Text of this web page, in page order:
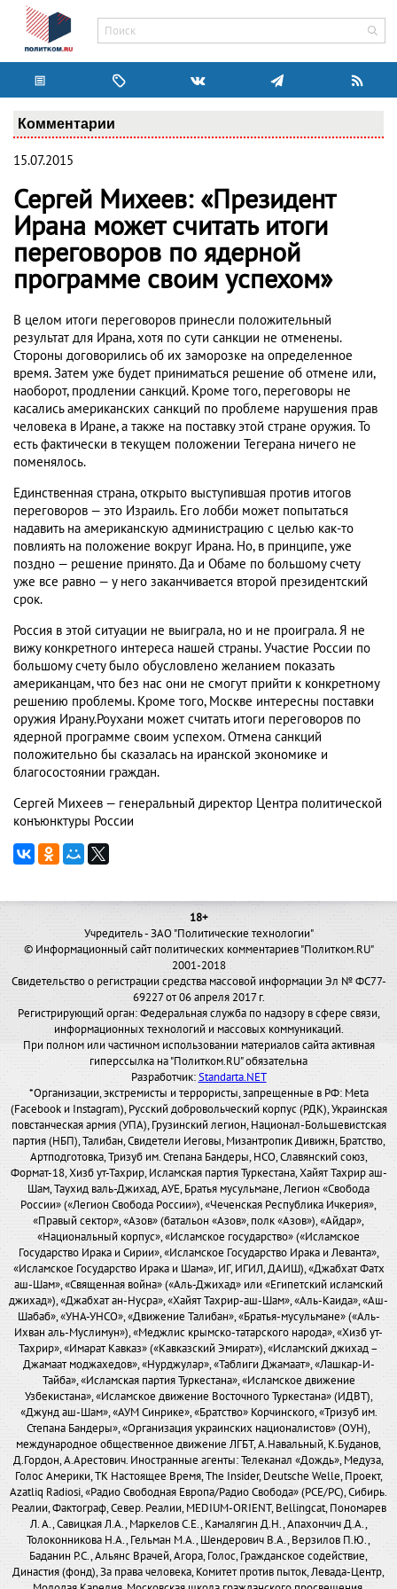
Комментарии
15.07.2015
Сергей Михеев: «Президент
Ирана может считать итоги
переговоров по ядерной
программе своим успехом»
В целом итоги переговоров принесли положительный
результат для Ирана, хотя по сути санкции не отменены.
Стороны договорились об их заморозке на определенное
время. Затем уже будет приниматься решение об отмене или,
наоборот, продлении санкций. Кроме того, переговоры не
касались американских санкций по проблеме нарушения прав
человека в Иране, а также на поставку этой стране оружия. То
есть фактически в текущем положении Тегерана ничего не
поменялось.
Единственная страна, открыто выступившая против итогов
переговоров — это Израиль. Его лобби может попытаться
надавить на американскую администрацию с целью как-то
повлиять на положение вокруг Ирана. Но, в принципе, уже
поздно — решение принято. Да и Обаме по большому счету
уже все равно — у него заканчивается второй президентский
срок.
Россия в этой ситуации не выиграла, но и не проиграла. Я не
вижу конкретного интереса нашей страны. Участие России по
большому счету было обусловлено желанием показать
американцам, что без нас они не смогут прийти к конкретному
решению проблемы. Кроме того, Москве интересны поставки
оружия Ирану.Роухани может считать итоги переговоров по
ядерной программе своим успехом. Отмена санкций
положительно бы сказалась на иранской экономике и
благосостоянии граждан.
Сергей Михеев — генеральный директор Центра политической
конъюнктуры России
18+
Учредитель - ЗАО "Политические технологии"
© Информационный сайт политических комментариев "Политком.RU"
2001-2018
Свидетельство о регистрации средства массовой информации Эл № ФС77-
69227 от 06 апреля 2017 г.
Регистрирующий орган: Федеральная служба по надзору в сфере связи,
информационных технологий и массовых коммуникаций.
При полном или частичном использовании материалов сайта активная
гиперссылка на "Политком.RU" обязательна
Разработчик:Standarta.NET
*Организации, экстремисты и террористы, запрещенные в РФ: Meta
(Facebook и Instagram), Русский добровольческий корпус (РДК), Украинская
повстанческая армия (УПА), Грузинский легион, Национал-Большевистская
партия (НБП), Талибан, Свидетели Иеговы, Мизантропик Дивижн, Братство,
Артподготовка, Тризуб им. Степана Бандеры, НСО, Славянский союз,
Формат-18, Хизб ут-Тахрир, Исламская партия Туркестана, Хайят Тахрир аш-
Шам, Таухид валь-Джихад, АУЕ, Братья мусульмане, Легион «Свобода
России» («Легион Свобода России»), «Чеченская Республика Ичкерия»,
«Правый сектор», «Азов» (батальон «Азов», полк «Азов»), «Айдар»,
«Национальный корпус», «Исламское государство» («Исламское
Государство Ирака и Сирии», «Исламское Государство Ирака и Леванта»,
«Исламское Государство Ирака и Шама», ИГ, ИГИЛ, ДАИШ), «Джабхат Фатх
аш-Шам», «Священная война» («Аль-Джихад» или «Египетский исламский
джихад»), «Джабхат ан-Нусра», «Хайят Тахрир-аш-Шам», «Аль-Каида», «Аш-
Шабаб», «УНА-УНСО», «Движение Талибан», «Братья-мусульмане» («Аль-
Ихван аль-Муслимун»), «Меджлис крымско-татарского народа», «Хизб ут-
Тахрир», «Имарат Кавказ» («Кавказский Эмират»), «Исламский джихад –
Джамаат моджахедов», «Нурджулар», «Таблиги Джамаат», «Лашкар-И-
Тайба», «Исламская партия Туркестана», «Исламское движение
Узбекистана», «Исламское движение Восточного Туркестана» (ИДВТ),
«Джунд аш-Шам», «АУМ Синрике», «Братство» Корчинского, «Тризуб им.
Степана Бандеры», «Организация украинских националистов» (ОУН),
международное общественное движение ЛГБТ, А.Навальный, К.Буданов,
Д.Гордон, А.Арестович. Иностранные агенты: Телеканал «Дождь», Медуза,
Голос Америки, ТК Настоящее Время, The Insider, Deutsche Welle, Проект,
Azatliq Radiosi, «Радио Свободная Европа/Радио Свобода» (PCE/PC), Сибирь.
Реалии, Фактограф, Север. Реалии, MEDIUM-ORIENT, Bellingcat, Пономарев
Л. А., Савицкая Л.А., Маркелов С.Е., Камалягин Д.Н., Апахончич Д.А.,
Толоконникова Н.А., Гельман М.А., Шендерович В.А., Верзилов П.Ю.,
Баданин Р.С., Альянс Врачей, Агора, Голос, Гражданское содействие,
Династия (фонд), За права человека, Комитет против пыток, Левада-Центр,